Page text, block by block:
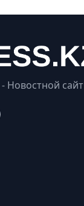
Новостной сайт